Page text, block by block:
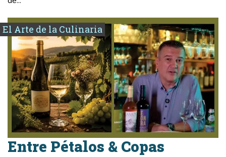
El Arte de la Culinaria
Entre Pétalos & Copas